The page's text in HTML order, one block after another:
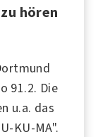
hören
91.2. Die
u.a. das
KU-MA".